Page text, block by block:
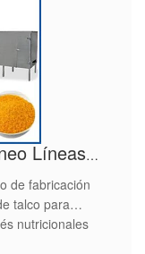
Máquina de polvo instantáneo Líneas de alimentos nutricionales para bebés
de fabricación
talco para
nutricionales